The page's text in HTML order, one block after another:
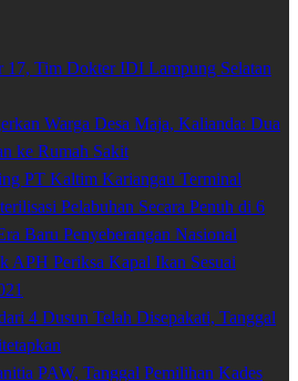
17, Tim Dokter IDI Lampung Selatan
Warga Desa Maja, Kalianda: Dua
ke Rumah Sakit
PT Kaltim Kariangau Terminal
Pelabuhan Secara Penuh di 6
Baru Penyeberangan Nasional
APH Periksa Kapal Ikan Sesuai
4 Dusun Telah Disepakati, Tanggal
PAW, Tanggal Pemilihan Kades